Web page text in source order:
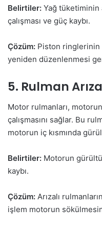
Belirtiler: Yağ tüketiminin
çalışması ve güç kaybı.
Çözüm: Piston
yeniden düzenlenmesi
5. Rulman
Motor rulmanları,
çalışmasını sağlar. Bu
motorun iç kısmında
Belirtiler: Motorun
kaybı.
Çözüm: Arızalı
işlem motorun